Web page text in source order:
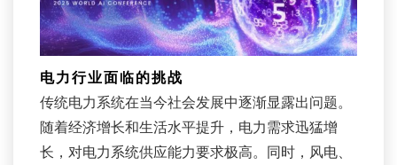
电力行业面临的挑战
传统电力系统在当今社会发展中逐渐显露出问题。
随着经济增长和生活水平提升，电力需求迅猛增
长，对电力系统供应能力要求极高。同时，风电、